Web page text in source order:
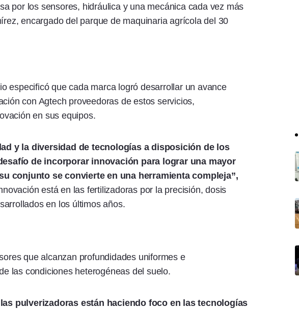
por los sensores, hidráulica y una mecánica cada vez más
encargado del parque de maquinaria agrícola del 30
especificó que cada marca logró desarrollar un avance
con Agtech proveedoras de estos servicios,
en sus equipos.
y la diversidad de tecnologías a disposición de los
de incorporar innovación para lograr una mayor
conjunto se convierte en una herramienta compleja”,
está en las fertilizadoras por la precisión, dosis
en los últimos años.
que alcanzan profundidades uniformes e
las condiciones heterogéneas del suelo.
pulverizadoras están haciendo foco en las tecnologías